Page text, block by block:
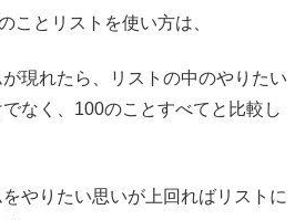
ことリストを使い方は、
現れたら、リストの中のやりたい
なく、100のことすべてと比較し
やりたい思いが上回ればリストに